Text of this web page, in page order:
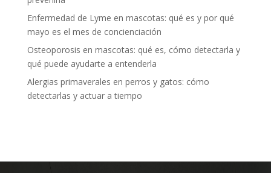
Enfermedad de Lyme en mascotas: qué es y por qué
mayo es el mes de concienciación
Osteoporosis en mascotas: qué es, cómo detectarla y
qué puede ayudarte a entenderla
Alergias primaverales en perros y gatos: cómo
detectarlas y actuar a tiempo